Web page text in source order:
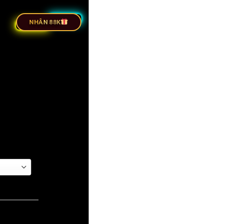
TIẾP BÓNG ĐÁ
NHÂN 88K